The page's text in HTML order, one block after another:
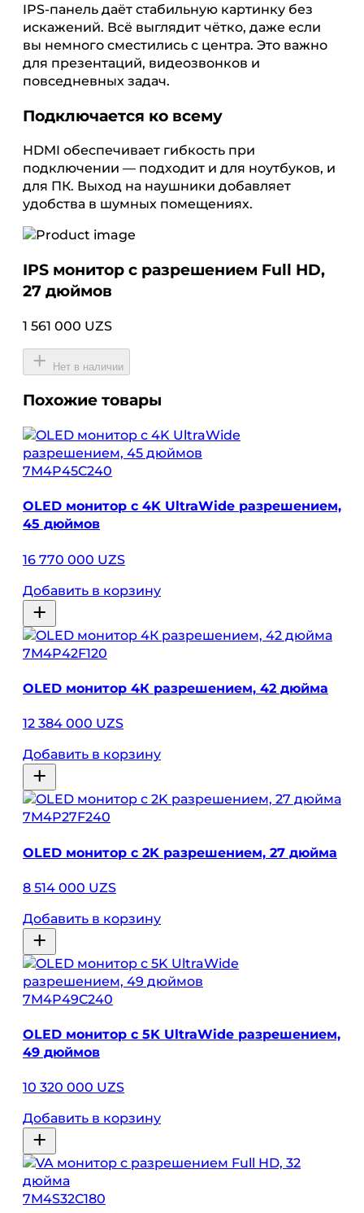
IPS-панель даёт стабильную картинку без
искажений. Всё выглядит чётко, даже если
вы немного сместились с центра. Это важно
для презентаций, видеозвонков и
повседневных задач.
Подключается ко всему
HDMI обеспечивает гибкость при
подключении — подходит и для ноутбуков, и
для ПК. Выход на наушники добавляет
удобства в шумных помещениях.
IPS монитор с разрешением Full HD,
27 дюймов
1 561 000 UZS
Нет в наличии
Похожие товары
7M4P45C240
OLED монитор с 4K UltraWide разрешением,
45 дюймов
16 770 000 UZS
Добавить в корзину
7M4P42F120
OLED монитор 4К разрешением, 42 дюйма
12 384 000 UZS
Добавить в корзину
7M4P27F240
OLED монитор с 2K разрешением, 27 дюйма
8 514 000 UZS
Добавить в корзину
7M4P49C240
OLED монитор с 5K UltraWide разрешением,
49 дюймов
10 320 000 UZS
Добавить в корзину
7M4S32C180